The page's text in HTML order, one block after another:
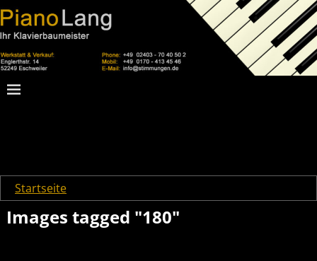
Startseite
Images tagged "180"